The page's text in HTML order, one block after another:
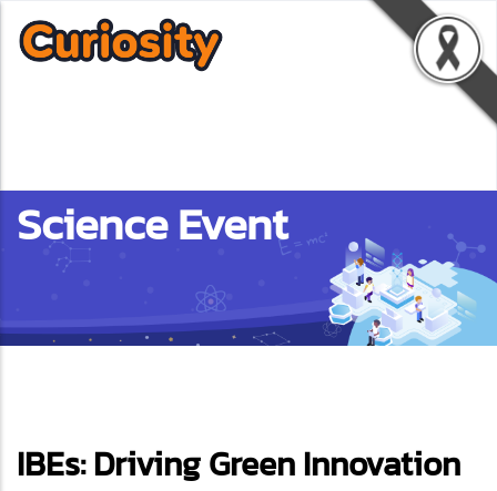
Science Event
IBEs: Driving Green Innovation